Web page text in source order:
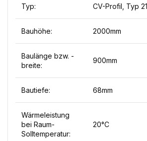
Typ: CV-Profil, Typ 21
Bauhöhe: 2000mm
Baulänge bzw. -
breite:
900mm
Bautiefe: 68mm
Wärmeleistung
bei Raum-
Solltemperatur:
20°C